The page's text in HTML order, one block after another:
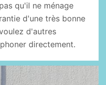
qu'il ne ménage
d'une très bonne
d'autres
directement.